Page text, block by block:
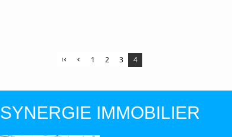
1 2 3 4
SYNERGIE IMMOBILIER